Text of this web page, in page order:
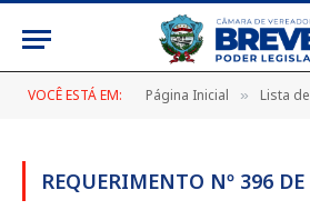
VOCÊ ESTÁ EM: Página Inicial » Lista de
REQUERIMENTO Nº 396